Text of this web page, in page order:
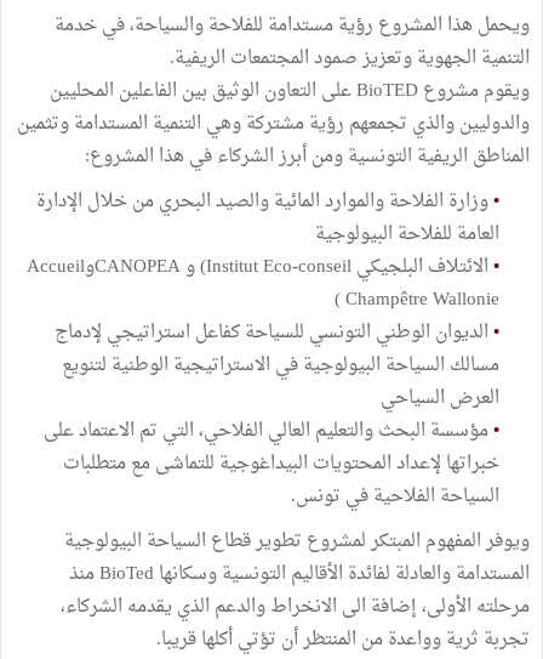
ويحمل هذا المشروع رؤية مستدامة للفلاحة والسياحة، في خدمة
التنمية الجهوية وتعزيز صمود المجتمعات الريفية.
ويقوم مشروع BioTED على التعاون الوثيق بين الفاعلين المحليين
والدوليين والذي تجمعهم رؤية مشتركة وهي التنمية المستدامة وتثمين
المناطق الريفية التونسية ومن أبرز الشركاء في هذا المشروع:
•وزارة الفلاحة والموارد المائية والصيد البحري من خلال الإدارة
العامة للفلاحة البيولوجية
•
الائتلاف البلجيكي Institut Eco-conseil) و CANOPEAوAccueil
Champêtre Wallonie )
•الديوان الوطني التونسي للسياحة كفاعل استراتيجي لإدماج
مسالك السياحة البيولوجية في الاستراتيجية الوطنية لتنويع
العرض السياحي
•مؤسسة البحث والتعليم العالي الفلاحي، التي تم الاعتماد على
خبراتها لإعداد المحتويات البيداغوجية للتماشى مع متطلبات
السياحة الفلاحية في تونس.
ويوفر المفهوم المبتكر لمشروع تطوير قطاع السياحة البيولوجية
المستدامة والعادلة لفائدة الأقاليم التونسية وسكانها BioTed منذ
مرحلته الأولى، إضافة الى الانخراط والدعم الذي يقدمه الشركاء،
تجربة ثرية وواعدة من المنتظر أن تؤتي أكلها قريبا.